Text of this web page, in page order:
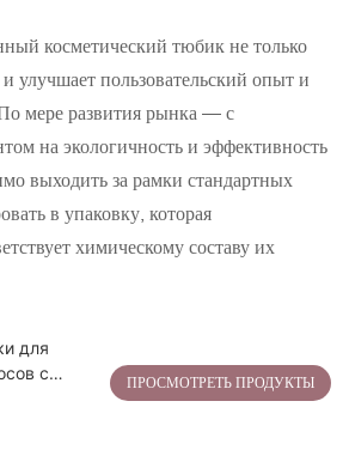
косметический тюбик не только
улучшает пользовательский опыт и
мере развития рынка — с
на экологичность и эффективность
выходить за рамки стандартных
в упаковку, которая
химическому составу их
для
с
крышкой
ПРОСМОТРЕТЬ ПРОДУКТЫ